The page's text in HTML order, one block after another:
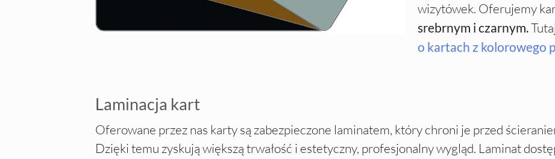
wizytówek. Oferujemy
srebrnym i czarnym.
o kartach z kolorowego
Laminacja kart
Oferowane przez nas karty są zabezpieczone laminatem, który chroni je przed
Dzięki temu zyskują większą trwałość i estetyczny, profesjonalny wygląd. Laminat